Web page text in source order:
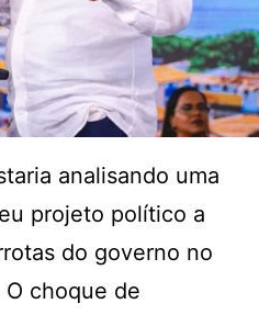
analisando uma
projeto político a
do governo no
choque de